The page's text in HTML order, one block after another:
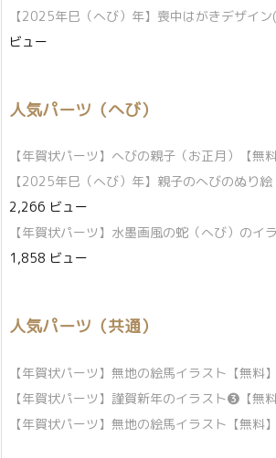
【2025年巳（へび）年】喪中はがきデザイ
ビュー
人気パーツ（へび）
【年賀状パーツ】へびの親子（お正月）【無料
【2025年巳（へび）年】親子のへびのぬり絵
2,266 ビュー
【年賀状パーツ】水墨画風の蛇（へび）のイ
1,858 ビュー
人気パーツ（共通）
【年賀状パーツ】無地の絵馬イラスト【無料】
【年賀状パーツ】謹賀新年のイラスト❸【無料
【年賀状パーツ】無地の絵馬イラスト【無料】